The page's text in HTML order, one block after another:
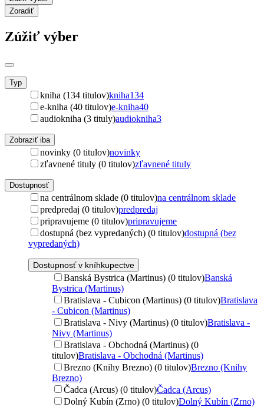
Zoradiť
Zúžiť výber
Typ
kniha (134 titulov)kniha134
e-kniha (40 titulov)e-kniha40
audiokniha (3 tituly)audiokniha3
Zobraziť iba
novinky (0 titulov)novinky
zľavnené tituly (0 titulov)zľavnené tituly
Dostupnosť
na centrálnom sklade (0 titulov)na centrálnom sklade
predpredaj (0 titulov)predpredaj
pripravujeme (0 titulov)pripravujeme
dostupná (bez vypredaných) (0 titulov)dostupná (bez
vypredaných)
Dostupnosť v kníhkupectve
Banská Bystrica (Martinus) (0 titulov)Banská
Bystrica (Martinus)
Bratislava - Cubicon (Martinus) (0 titulov)Bratislava
- Cubicon (Martinus)
Bratislava - Nivy (Martinus) (0 titulov)Bratislava -
Nivy (Martinus)
Bratislava - Obchodná (Martinus) (0
titulov)Bratislava - Obchodná (Martinus)
Brezno (Knihy Brezno) (0 titulov)Brezno (Knihy
Brezno)
Čadca (Arcus) (0 titulov)Čadca (Arcus)
Dolný Kubín (Zrno) (0 titulov)Dolný Kubín (Zrno)